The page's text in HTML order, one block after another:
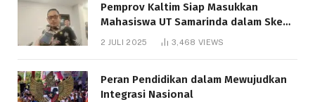
Pemprov Kaltim Siap Masukkan
Mahasiswa UT Samarinda dalam Skema
Bantuan Pendidikan Gratispol
2 JULI 2025 3,468 VIEWS
Peran Pendidikan dalam Mewujudkan
Integrasi Nasional